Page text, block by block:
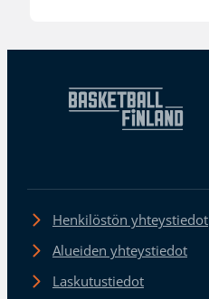
Henkilöstön yhteystiedot
Alueiden yhteystiedot
Laskutustiedot